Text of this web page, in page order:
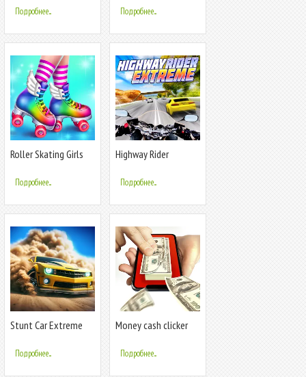
Подробнее... Подробнее...
Roller Skating Girls
Подробнее...
Highway Rider
Подробнее...
Stunt Car Extreme
Подробнее...
Money cash clicker
Подробнее...